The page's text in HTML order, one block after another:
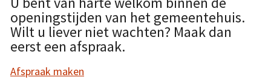
openingstijden van het gemeentehuis.
Wilt u liever niet wachten? Maak dan
eerst een afspraak.
Afspraak maken